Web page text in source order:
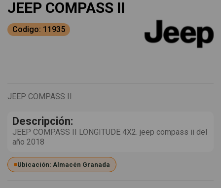
JEEP COMPASS II
Codigo: 11935
JEEP COMPASS II
Descripción:
JEEP COMPASS II LONGITUDE 4X2. jeep compass ii del
año 2018
Ubicación: Almacén Granada